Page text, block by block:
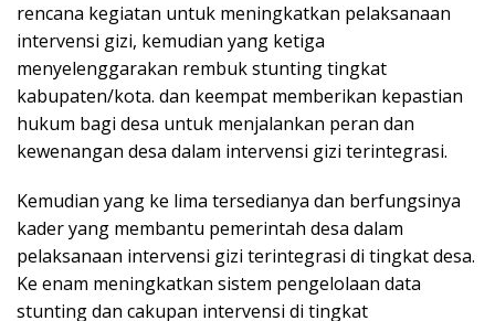
rencana kegiatan untuk meningkatkan pelaksanaan
intervensi gizi, kemudian yang ketiga
menyelenggarakan rembuk stunting tingkat
kabupaten/kota. dan keempat memberikan kepastian
hukum bagi desa untuk menjalankan peran dan
kewenangan desa dalam intervensi gizi terintegrasi.
Kemudian yang ke lima tersedianya dan berfungsinya
kader yang membantu pemerintah desa dalam
pelaksanaan intervensi gizi terintegrasi di tingkat desa.
Ke enam meningkatkan sistem pengelolaan data
stunting dan cakupan intervensi di tingkat